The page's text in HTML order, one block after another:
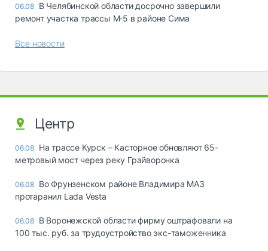
06.08 В Челябинской области досрочно завершили
ремонт участка трассы М‑5 в районе Сима
Все новости
Центр
06.08 На трассе Курск – Касторное обновляют 65-
метровый мост через реку Грайворонка
06.08 Во Фрунзенском районе Владимира МАЗ
протаранил Lada Vesta
06.08 В Воронежской области фирму оштрафовали на
100 тыс. руб. за трудоустройство экс-таможенника